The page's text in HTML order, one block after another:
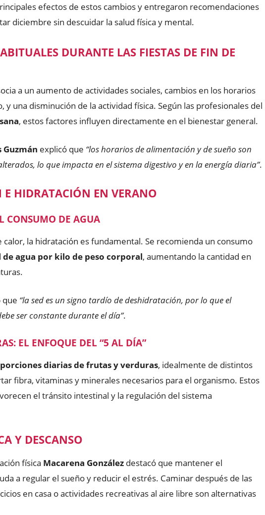
efectos de estos cambios y entregaron recomendaciones
diciembre sin descuidar la salud física y mental.
DURANTE LAS FIESTAS DE FIN DE
a un aumento de actividades sociales, cambios en los horarios
y una disminución de la actividad física. Según las profesionales del
, estos factores influyen directamente en el bienestar general.
Guzmán explicó que “los horarios de alimentación y de sueño son
lo que impacta en el sistema digestivo y en la energía diaria”.
HIDRATACIÓN EN VERANO
CONSUMO DE AGUA
calor, la hidratación es fundamental. Se recomienda un consumo
de agua por kilo de peso corporal, aumentando la cantidad en
que “la sed es un signo tardío de deshidratación, por lo que el
ser constante durante el día”.
EL ENFOQUE DEL “5 AL DÍA”
diarias de frutas y verduras, idealmente de distintos
fibra, vitaminas y minerales necesarios para el organismo. Estos
el tránsito intestinal y la regulación del sistema
Y DESCANSO
física Macarena González destacó que mantener el
a regular el sueño y reducir el estrés. Caminar después de las
en casa o actividades recreativas al aire libre son alternativas